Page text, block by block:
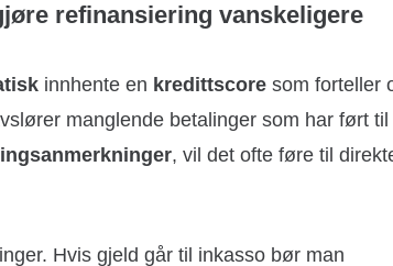
refinansiering vanskeligere
innhente en kredittscore som forteller
manglende betalinger som har ført til
, vil det ofte føre til
Hvis gjeld går til inkasso bør man